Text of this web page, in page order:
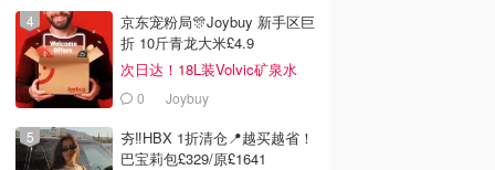
京东宠粉局🎊Joybuy 新手区巨
折 10斤青龙大米£4.9
次日达！18L装Volvic矿泉水
£110 Joybuy
夯‼️HBX 1折清仓📍越买越省！
巴宝莉包£329/原£1641